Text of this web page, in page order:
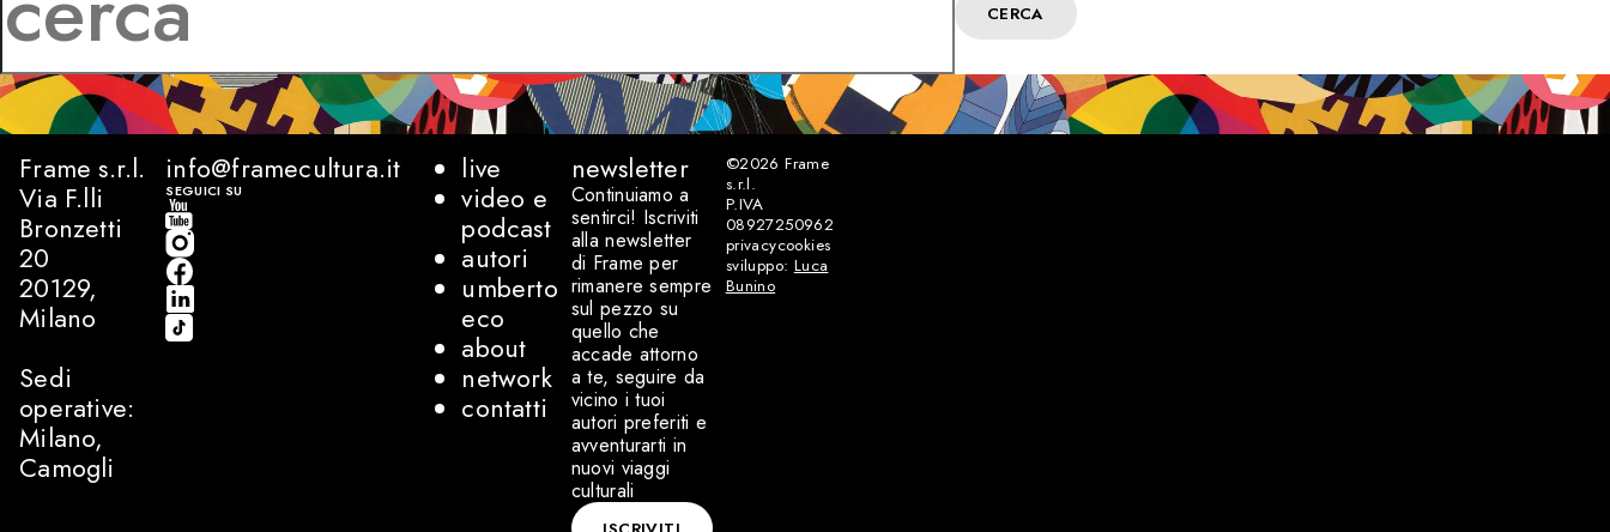
CERCA
Frame s.r.l.
Via F.lli
Bronzetti
20
20129,
Milano
Sedi
operative:
Milano,
Camogli
info@framecultura.it
SEGUICI SU
live
video e
podcast
autori
umberto
eco
about
network
contatti
newsletter
Continuiamo a
sentirci! Iscriviti
alla newsletter
di Frame per
rimanere sempre
sul pezzo su
quello che
accade attorno
a te, seguire da
vicino i tuoi
autori preferiti e
avventurarti in
nuovi viaggi
culturali
©2026Frame
s.r.l.
P.IVA
08927250962
privacycookies
sviluppo: Luca
Bunino